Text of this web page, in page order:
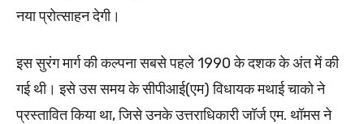
नया प्रोत्साहन देगी।
इस सुरंग मार्ग की कल्पना सबसे पहले 1990 के दशक के अंत में की
गई थी। इसे उस समय के सीपीआई(एम) विधायक मथाई चाको ने
प्रस्तावित किया था, जिसे उनके उत्तराधिकारी जॉर्ज एम. थॉमस ने